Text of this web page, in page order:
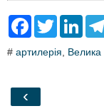
F
e
o
T
t
L
k
# артилерія Велика
‹